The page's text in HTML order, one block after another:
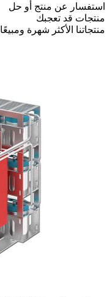
استفسار عن منتج أو حل
منتجات قد تعجبك
منتجاتنا الأكثر شهرة ومبيعًا